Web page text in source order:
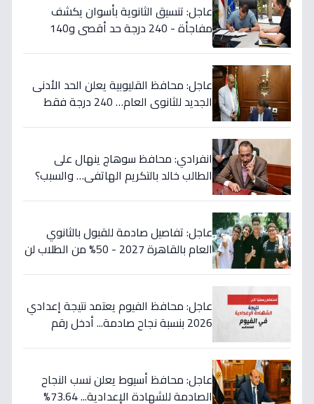
عاجل: تنسيق الثانوية بأسوان يكشف
مفاجأة - 240 درجة حد أقصى و140
عاجل: محافظ القليوبية يعلن الحد الأدنى
الجديد للثانوي العام… 240 درجة فقط
انفرادي: محافظ سوهاج ينهال على
الطالب خالد بالتكريم الهاتفي… والسبب؟
عاجل: تفاصيل صادمة للقبول بالثانوي
العام بالقاهرة 2027 - 50% من الطلاب لن
عاجل: محافظ الفيوم يعتمد نتيجة إعدادي
2026 بنسبة نجاح صادمة... أدخل رقم
عاجل: محافظ أسيوط يعلن نسب النجاح
الصادمة للشهادة الإعدادية... 73.64%